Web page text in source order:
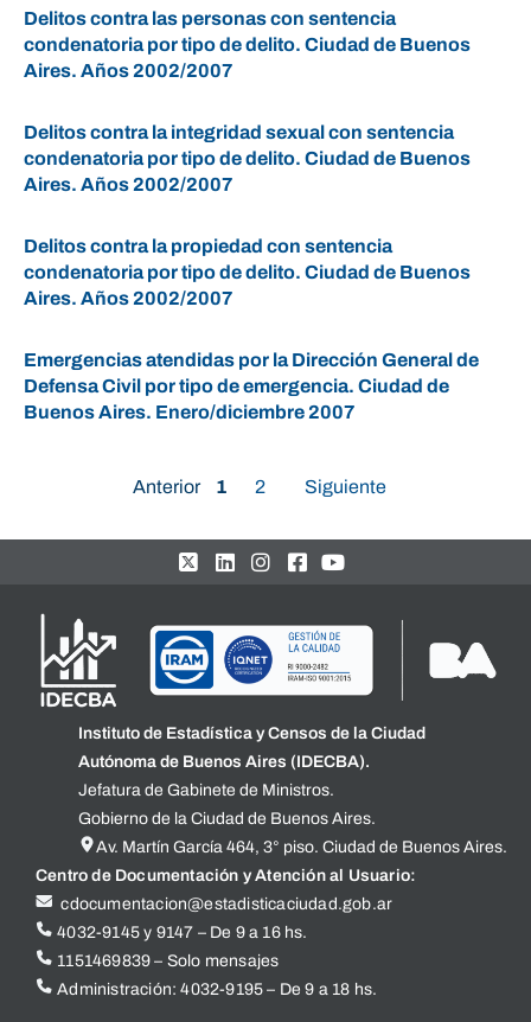
Delitos contra las personas con sentencia
condenatoria por tipo de delito. Ciudad de Buenos
Aires. Años 2002/2007
Delitos contra la integridad sexual con sentencia
condenatoria por tipo de delito. Ciudad de Buenos
Aires. Años 2002/2007
Delitos contra la propiedad con sentencia
condenatoria por tipo de delito. Ciudad de Buenos
Aires. Años 2002/2007
Emergencias atendidas por la Dirección General de
Defensa Civil por tipo de emergencia. Ciudad de
Buenos Aires. Enero/diciembre 2007
Anterior 1 2 Siguiente
Instituto de Estadística y Censos de la Ciudad
Autónoma de Buenos Aires (IDECBA).
Jefatura de Gabinete de Ministros.
Gobierno de la Ciudad de Buenos Aires.
Av. Martín García 464, 3° piso. Ciudad de Buenos Aires.
Centro de Documentación y Atención al Usuario:
cdocumentacion@estadisticaciudad.gob.ar
4032-9145 y 9147 – De 9 a 16 hs.
1151469839 – Solo mensajes
Administración: 4032-9195 – De 9 a 18 hs.